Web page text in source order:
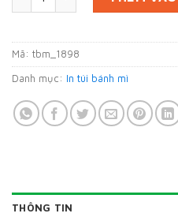
Mã: tbm_1898
Danh mục: In túi bánh mì
THÔNG TIN